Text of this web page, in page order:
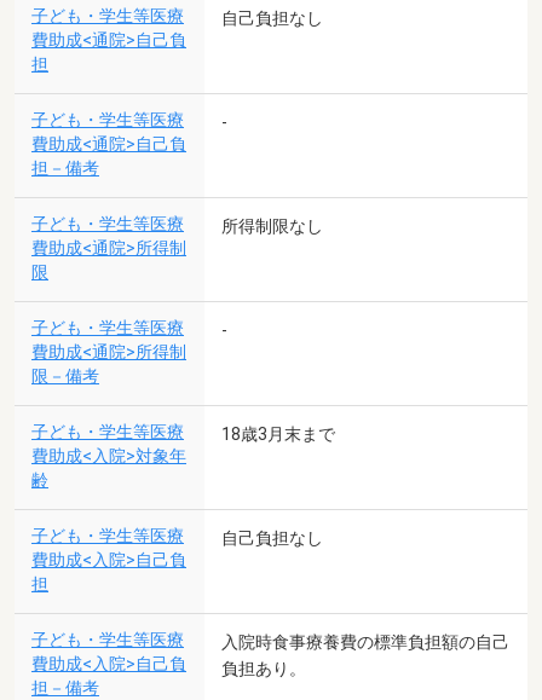
子ども・学生等医療
費助成<通院>自己負
担
自己負担なし
子ども・学生等医療
費助成<通院>自己負
担－備考
-
子ども・学生等医療
費助成<通院>所得制
限
所得制限なし
子ども・学生等医療
費助成<通院>所得制
限－備考
-
子ども・学生等医療
費助成<入院>対象年
齢
18歳3月末まで
子ども・学生等医療
費助成<入院>自己負
担
自己負担なし
子ども・学生等医療
費助成<入院>自己負
担－備考
入院時食事療養費の標準負担額の自己
負担あり。